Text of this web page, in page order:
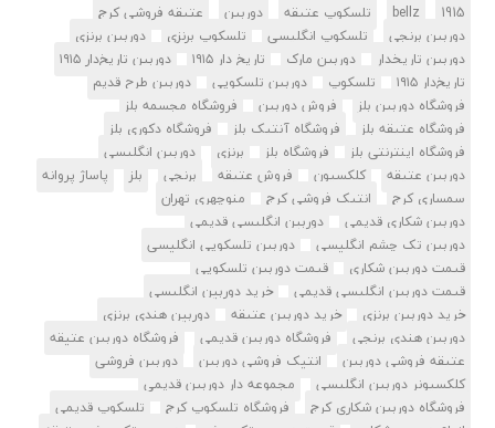
1915
bellz تلسکوپ عتیقه دوربین
عتیقه فروشی کرج
دوربین برنجی
تلسکوپ انگلیسی تلسکوپ برنزی
دوربین برنزی
دوربین تاریخدار
دوربین مارک تاریخ‌ دار ۱۹۱۵
دوربین تاریخ‌دار ۱۹۱۵
تاریخ‌دار ۱۹۱۵
تلسکوپ دوربین تلسکوپی
دوربین طرح قدیم
فروشگاه دوربین بلز
فروش دوربین
فروشگاه مجسمه بلز
فروشگاه عتیقه بلز
فروشگاه آنتیک بلز
فروشگاه دکوری بلز
فروشگاه اینترنتی بلز
فروشگاه بلز برنزی
دوربین انگلیسی
دوربین عتیقه
کلکسیون فروش عتیقه برنجی بلز
پاساژ پروانه
سمساری کرج
انتیک فروشی کرج
منوچهری تهران
دوربین شکاری قدیمی
دوربین انگلیسی قدیمی
دوربین تک چشم انگلیسی
دوربین تلسکوپی انگلیسی
قیمت دوربین شکاری
قیمت دوربین تلسکوپی
قیمت دوربین انگلیسی قدیمی
خرید دوربین انگلیسی
خرید دوربین برنزی
خرید دوربین عتیقه
دوربین هندی برنزی
دوربین هندی برنجی
فروشگاه دوربین قدیمی
فروشگاه دوربین عتیقه
عتیقه فروشی دوربین
انتیک فروشی دوربین
دوربین فروشی
کلکسیونر دوربین انگلیسی
مجموعه دار دوربین قدیمی
فروشگاه دوربین شکاری کرج
فروشگاه تلسکوپ کرج
تلسکوپ قدیمی